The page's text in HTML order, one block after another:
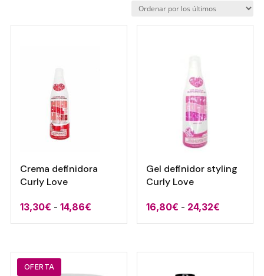
los
últimos
Crema definidora
Curly Love
13,30€ - 14,86€Rango
de
desde
Gel definidor styling
Curly Love
16,80€ - 24,32€
de
desde
OFERTA